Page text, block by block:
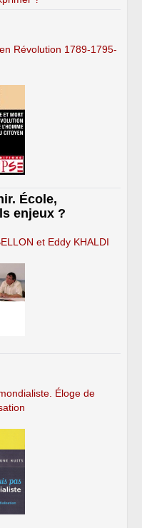
Révolution 1789-1795-
École,
enjeux ?
et Eddy KHALDI
Éloge de